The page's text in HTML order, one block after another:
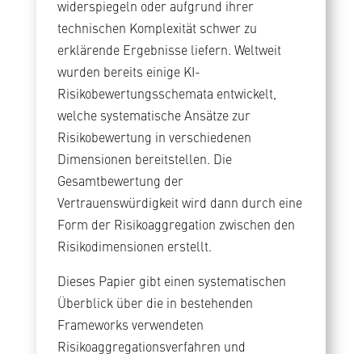
widerspiegeln oder aufgrund ihrer
technischen Komplexität schwer zu
erklärende Ergebnisse liefern. Weltweit
wurden bereits einige KI-
Risikobewertungsschemata entwickelt,
welche systematische Ansätze zur
Risikobewertung in verschiedenen
Dimensionen bereitstellen. Die
Gesamtbewertung der
Vertrauenswürdigkeit wird dann durch eine
Form der Risikoaggregation zwischen den
Risikodimensionen erstellt.
Dieses Papier gibt einen systematischen
Überblick über die in bestehenden
Frameworks verwendeten
Risikoaggregationsverfahren und